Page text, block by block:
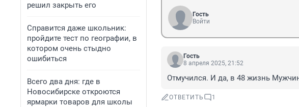
решил закрыть его
Справится даже школьник:
пройдите тест по географии, в
котором очень стыдно
ошибиться
Всего два дня: где в
Новосибирске откроются
ярмарки товаров для школы
Гость
Войти
Гость
8 апреля 2025, 21:52
Отмучился. И да, в 48 жизнь
ОТВЕТИТЬ 1